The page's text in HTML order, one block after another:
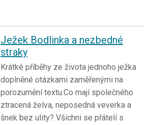
Ježek Bodlinka a nezbedné
straky
Krátké příběhy ze života jednoho ježka
doplněné otázkami zaměřenými na
porozumění textu.Co mají společného
ztracená želva, neposedná veverka a
šnek bez ulity? Všichni se přátelí s